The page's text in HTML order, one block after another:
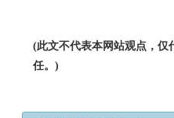
(此文不代表本网站观点，仅
任。)